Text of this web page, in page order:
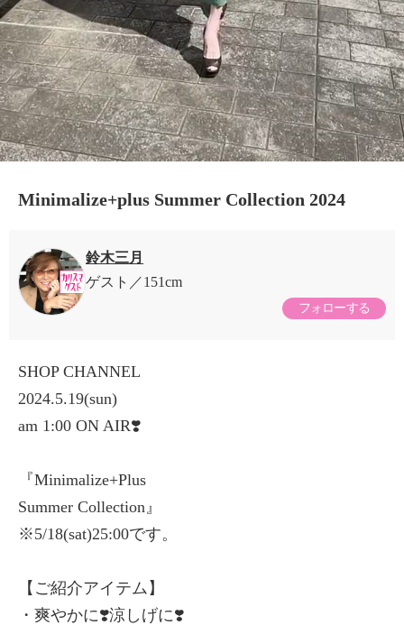
Minimalize+plus Summer Collection 2024
鈴木三月
ゲスト
151cm
フォローする
SHOP CHANNEL
2024.5.19(sun)
am 1:00 ON AIR❣️
『Minimalize+Plus
Summer Collection』
※5/18(sat)25:00です。
【ご紹介アイテム】
・爽やかに❣️涼しげに❣️